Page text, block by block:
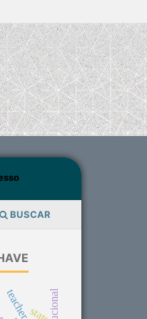
BUSCAR
state